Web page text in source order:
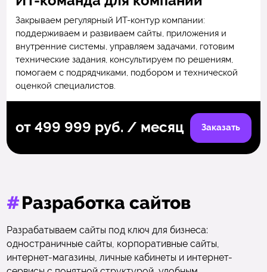
Закрываем регулярный ИТ-контур компании:
поддерживаем и развиваем сайты, приложения и
внутренние системы, управляем задачами, готовим
технические задания, консультируем по решениям,
помогаем с подрядчиками, подбором и технической
оценкой специалистов.
от 499 999 руб. / месяц Заказать
#Разработка сайтов
Разрабатываем сайты под ключ для бизнеса:
одностраничные сайты, корпоративные сайты,
интернет-магазины, личные кабинеты и интернет-